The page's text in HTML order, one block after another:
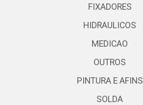
FIXADORES
HIDRAULICOS
MEDICAO
OUTROS
PINTURA E AFINS
SOLDA